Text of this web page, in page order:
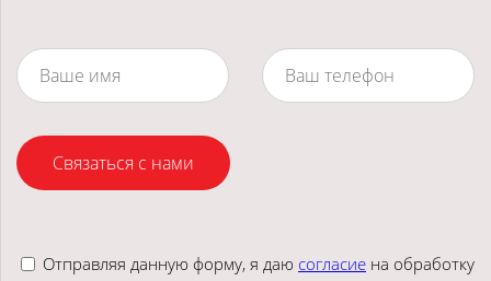
Связаться с нами
Отправляя данную форму, я даю согласие на обработку